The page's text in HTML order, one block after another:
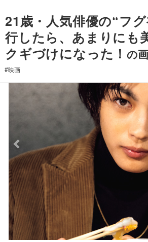
21歳・人気俳優の“フ
行したら、あまりにも
クギづけになった！の
#映画